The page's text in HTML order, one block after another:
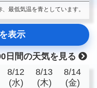
最低気温を青としています。
表示
日間の天気を見る
8/12
(水)
8/13
(木)
8/14
(金)